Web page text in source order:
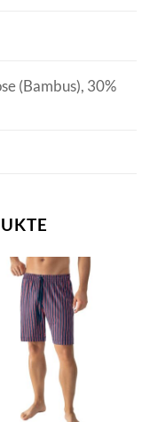
(Bambus), 30%